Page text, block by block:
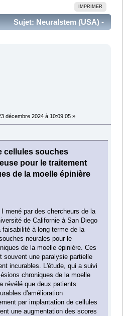
IMPRIMER
Sujet: Neuralstem (USA) -
humaines (Lu 139076 fois)
décembre 2024 à 10:09:05 »
cellules souches
pour le traitement
de la moelle épinière
mené par des chercheurs de la
de Californie à San Diego
à long terme de la
neurales pour le
de la moelle épinière. Ces
souvent une paralysie partielle
incurables. L'étude, qui a suivi
chroniques de la moelle
révélé que deux patients
d'amélioration
par implantation de cellules
une augmentation des scores